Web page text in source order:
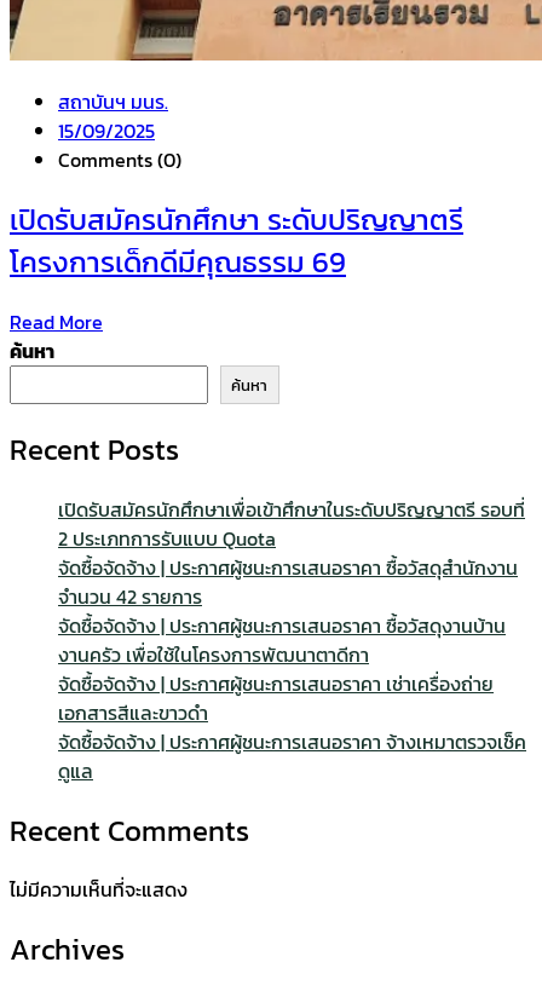
สถาบันฯ มนร.
15/09/2025
Comments (0)
เปิดรับสมัครนักศึกษา ระดับปริญญาตรี
โครงการเด็กดีมีคุณธรรม 69
Read More
ค้นหา
ค้นหา
Recent Posts
เปิดรับสมัครนักศึกษาเพื่อเข้าศึกษาในระดับปริญญาตรี รอบที่
2 ประเภทการรับแบบ Quota
จัดซื้อจัดจ้าง | ประกาศผู้ชนะการเสนอราคา ซื้อวัสดุสำนักงาน
จำนวน 42 รายการ
จัดซื้อจัดจ้าง | ประกาศผู้ชนะการเสนอราคา ซื้อวัสดุงานบ้าน
งานครัว เพื่อใช้ในโครงการพัฒนาตาดีกา
จัดซื้อจัดจ้าง | ประกาศผู้ชนะการเสนอราคา เช่าเครื่องถ่าย
เอกสารสีและขาวดำ
จัดซื้อจัดจ้าง | ประกาศผู้ชนะการเสนอราคา จ้างเหมาตรวจเช็ค
ดูแล
Recent Comments
ไม่มีความเห็นที่จะแสดง
Archives